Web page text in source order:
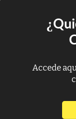
Accede